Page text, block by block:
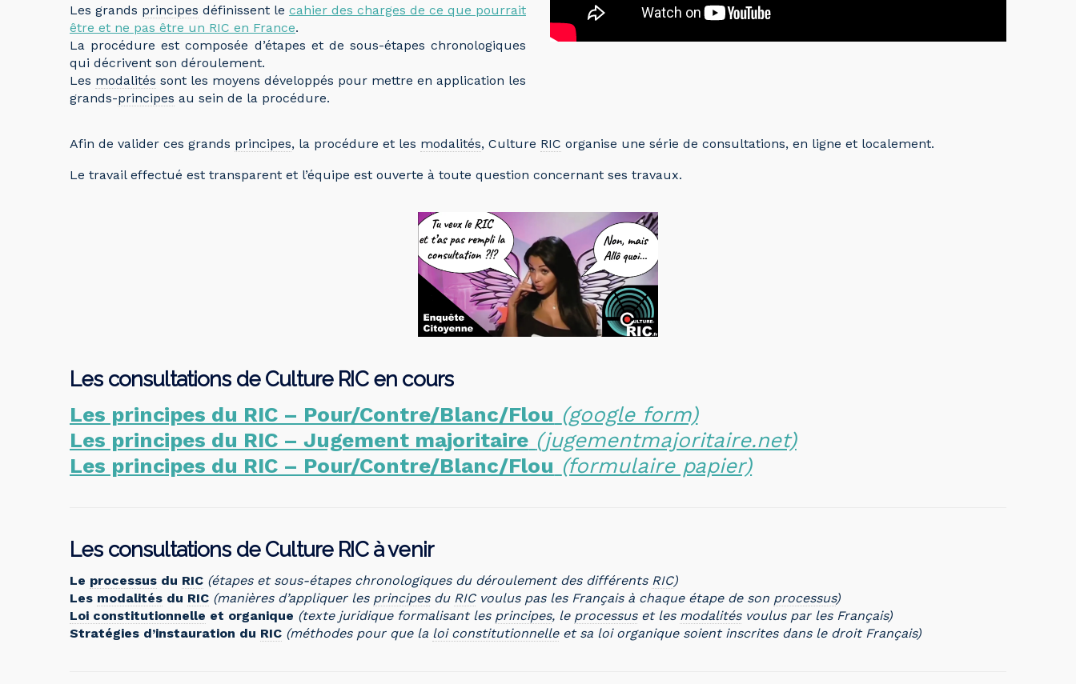
Les grands principes définissent le cahier des charges de ce que pourrait
être et ne pas être un RIC en France.
La procédure est composée d’étapes et de sous-étapes chronologiques
qui décrivent son déroulement.
Les modalités sont les moyens développés pour mettre en application les
grands-principes au sein de la procédure.
Afin de valider ces grands principes, la procédure et les modalités, Culture RIC organise une série de consultations, en ligne et localement.
Le travail effectué est transparent et l’équipe est ouverte à toute question concernant ses travaux.
Les consultations de Culture RIC en cours
Les principes du RIC – Pour/Contre/Blanc/Flou (google form)
Les principes du RIC – Jugement majoritaire (jugementmajoritaire.net)
Les principes du RIC – Pour/Contre/Blanc/Flou (formulaire papier)
Les consultations de Culture RIC à venir
Le processus du RIC (étapes et sous-étapes chronologiques du déroulement des différents RIC)
Les modalités du RIC (manières d’appliquer les principesdu RICvoulus pas les Français à chaque étape de son processus)
Loi constitutionnelle et organique (texte juridique formalisant les principes, le processuset les modalitésvoulus par les Français)
Stratégies d’instauration du RIC (méthodes pour que la loi constitutionnelleet sa loi organique soient inscrites dans le droit Français)